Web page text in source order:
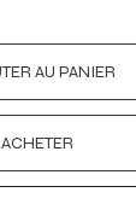
AU PANIER
ACHETER